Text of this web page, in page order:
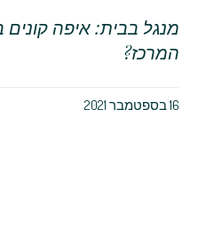
מנגל בבית: איפה קונים
המרכז?